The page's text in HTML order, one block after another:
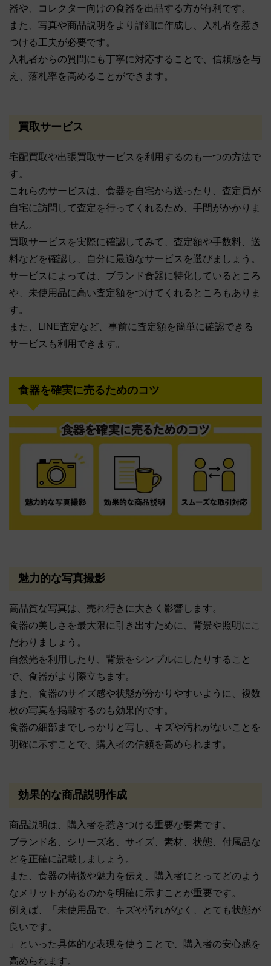
器や、コレクター向けの食器を出品する方が有利です。
また、写真や商品説明をより詳細に作成し、入札者を惹き
つける工夫が必要です。
入札者からの質問にも丁寧に対応することで、信頼感を与
え、落札率を高めることができます。
買取サービス
宅配買取や出張買取サービスを利用するのも一つの方法で
す。
これらのサービスは、食器を自宅から送ったり、査定員が
自宅に訪問して査定を行ってくれるため、手間がかかりま
せん。
買取サービスを実際に確認してみて、査定額や手数料、送
料などを確認し、自分に最適なサービスを選びましょう。
サービスによっては、ブランド食器に特化しているところ
や、未使用品に高い査定額をつけてくれるところもありま
す。
また、LINE査定など、事前に査定額を簡単に確認できる
サービスも利用できます。
食器を確実に売るためのコツ
魅力的な写真撮影
高品質な写真は、売れ行きに大きく影響します。
食器の美しさを最大限に引き出すために、背景や照明にこ
だわりましょう。
自然光を利用したり、背景をシンプルにしたりすること
で、食器がより際立ちます。
また、食器のサイズ感や状態が分かりやすいように、複数
枚の写真を掲載するのも効果的です。
食器の細部までしっかりと写し、キズや汚れがないことを
明確に示すことで、購入者の信頼を高められます。
効果的な商品説明作成
商品説明は、購入者を惹きつける重要な要素です。
ブランド名、シリーズ名、サイズ、素材、状態、付属品な
どを正確に記載しましょう。
また、食器の特徴や魅力を伝え、購入者にとってどのよう
なメリットがあるのかを明確に示すことが重要です。
例えば、「未使用品で、キズや汚れがなく、とても状態が
良いです。
」といった具体的な表現を使うことで、購入者の安心感を
高められます。